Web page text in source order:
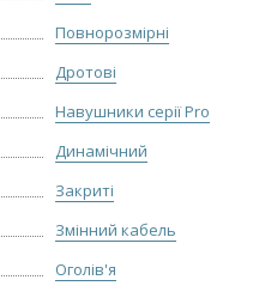
Повнорозмірні
Дротові
Навушники серії Pro
Динамічний
Закриті
Змінний кабель
Оголів'я